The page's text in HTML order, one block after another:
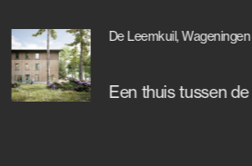
De Leemkuil, Wageningen
Een thuis tussen